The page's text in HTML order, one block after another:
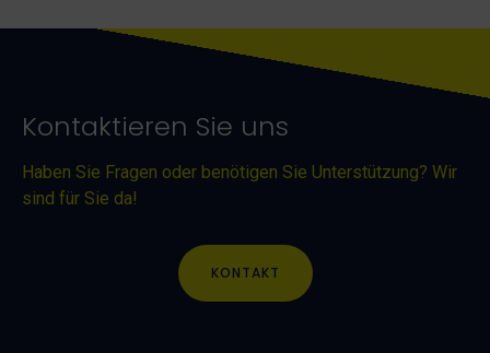
Kontaktieren Sie uns
Haben Sie Fragen oder benötigen Sie Unterstützung? Wir
sind für Sie da!
KONTAKT